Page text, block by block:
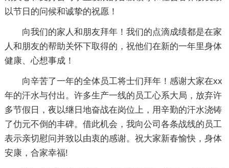
以节日的问候和诚挚的祝愿！
向我们的家人和朋友拜年！我们的点滴成绩都是在家
人和朋友的帮助关怀下取得的，祝他们在新的一年里身体
健康、心想事成！
向辛苦了一年的全体员工将士们拜年！感谢大家在xx
年的汗水与付出。许多生产一线的员工心系大局，放弃许
多节假日，夜以继日地奋战在岗位上，用辛勤的汗水浇铸
了仂元不倒的丰碑。借此机会，我向公司各条战线的员工
表示亲切慰问并致以由衷的感谢。祝大家新春愉快，身体
安康，合家幸福!